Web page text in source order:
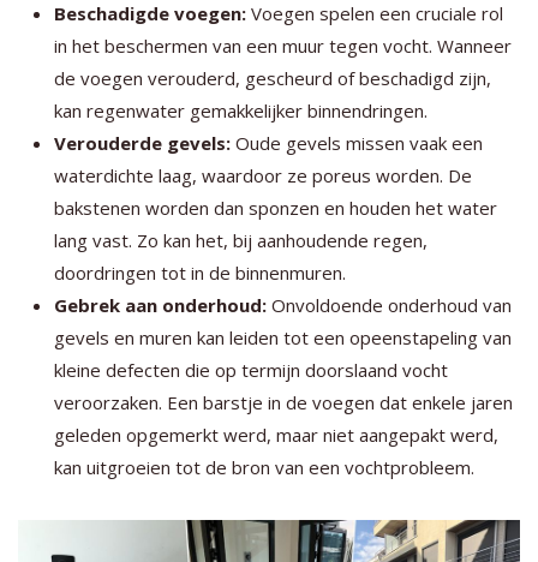
Beschadigde voegen: Voegen spelen een cruciale rol
in het beschermen van een muur tegen vocht. Wanneer
de voegen verouderd, gescheurd of beschadigd zijn,
kan regenwater gemakkelijker binnendringen.
Verouderde gevels: Oude gevels missen vaak een
waterdichte laag, waardoor ze poreus worden. De
bakstenen worden dan sponzen en houden het water
lang vast. Zo kan het, bij aanhoudende regen,
doordringen tot in de binnenmuren.
Gebrek aan onderhoud: Onvoldoende onderhoud van
gevels en muren kan leiden tot een opeenstapeling van
kleine defecten die op termijn doorslaand vocht
veroorzaken. Een barstje in de voegen dat enkele jaren
geleden opgemerkt werd, maar niet aangepakt werd,
kan uitgroeien tot de bron van een vochtprobleem.